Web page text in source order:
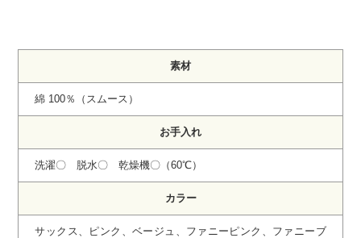
素材
綿 100％（スムース）
お手入れ
洗濯〇 脱水〇 乾燥機〇（60℃）
カラー
サックス、ピンク、ベージュ、ファニーピンク、ファニーブ